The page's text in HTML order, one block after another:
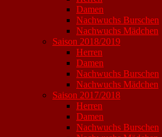
Damen
Nachwuchs Burschen
Nachwuchs Mädchen
Saison 2018/2019
Herren
Damen
Nachwuchs Burschen
Nachwuchs Mädchen
Saison 2017/2018
Herren
Damen
Nachwuchs Burschen